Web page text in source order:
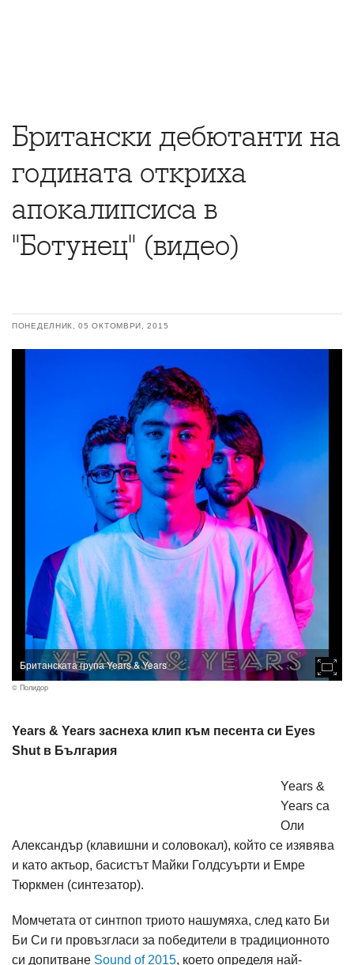
Британски дебютанти на
годината откриха
апокалипсиса в
"Ботунец" (видео)
ПОНЕДЕЛНИК, 05 ОКТОМВРИ, 2015
Британската група Years & Years
© Полидор
Years & Years заснеха клип към песента си Eyes
Shut в България
Years &
Years са
Оли
Александър (клавишни и соловокал), който се изявява
и като актьор, басистът Майки Голдсуърти и Емре
Тюркмен (синтезатор).
Момчетата от синтпоп триото нашумяха, след като Би
Би Си ги провъзгласи за победители в традиционното
си допитване Sound of 2015, което определя най-